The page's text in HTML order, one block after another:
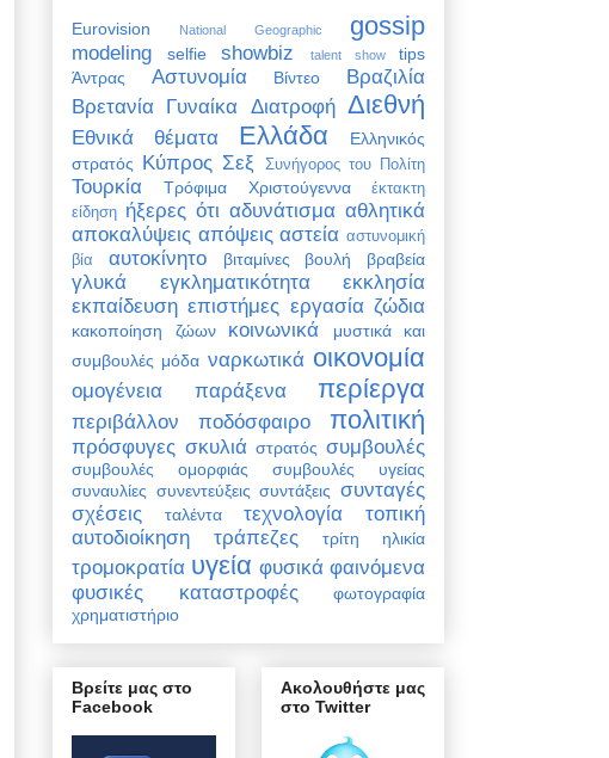
Eurovision National Geographic gossip
modeling selfie showbiz talent show
tips
Άντρας
Αστυνομία Βίντεο
Βραζιλία
Βρετανία Γυναίκα Διατροφή Διεθνή
Εθνικά θέματα Ελλάδα
Ελληνικός
στρατός Κύπρος Σεξ Συνήγορος του Πολίτη
Τουρκία Τρόφιμα Χριστούγεννα
έκτακτη
είδηση ήξερες ότι αδυνάτισμα αθλητικά
αποκαλύψεις απόψεις αστεία αστυνομική
βία
αυτοκίνητο βιταμίνες βουλή βραβεία
γλυκά εγκληματικότητα
εκκλησία
εκπαίδευση επιστήμες εργασία ζώδια
κακοποίηση ζώων κοινωνικά
μυστικά και
συμβουλές μόδα ναρκωτικά οικονομία
ομογένεια παράξενα περίεργα
περιβάλλον ποδόσφαιρο πολιτική
πρόσφυγες σκυλιά στρατός συμβουλές
συμβουλές ομορφιάς
συμβουλές υγείας
συναυλίες συνεντεύξεις συντάξεις συνταγές
σχέσεις
ταλέντα τεχνολογία
τοπική
αυτοδιοίκηση
τράπεζες τρίτη ηλικία
τρομοκρατία υγεία φυσικά φαινόμενα
φυσικές καταστροφές
φωτογραφία
χρηματιστήριο
Βρείτε μας στο
Facebook
Ακολουθήστε μας
στο Twitter